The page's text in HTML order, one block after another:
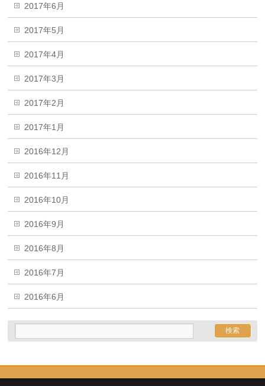
2017年6月
2017年5月
2017年4月
2017年3月
2017年2月
2017年1月
2016年12月
2016年11月
2016年10月
2016年9月
2016年8月
2016年7月
2016年6月